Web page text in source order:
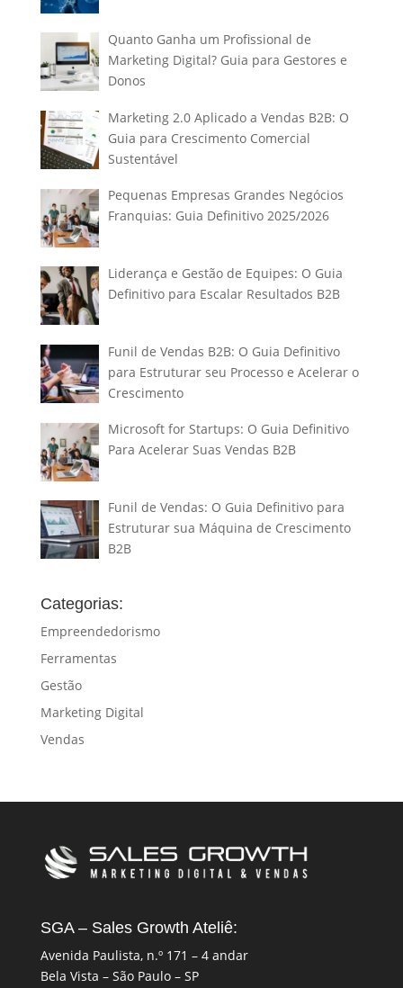
Quanto Ganha um Profissional de
Marketing Digital? Guia para Gestores e
Donos
Marketing 2.0 Aplicado a Vendas B2B: O
Guia para Crescimento Comercial
Sustentável
Pequenas Empresas Grandes Negócios
Franquias: Guia Definitivo 2025/2026
Liderança e Gestão de Equipes: O Guia
Definitivo para Escalar Resultados B2B
Funil de Vendas B2B: O Guia Definitivo
para Estruturar seu Processo e Acelerar o
Crescimento
Microsoft for Startups: O Guia Definitivo
Para Acelerar Suas Vendas B2B
Funil de Vendas: O Guia Definitivo para
Estruturar sua Máquina de Crescimento
B2B
Categorias:
Empreendedorismo
Ferramentas
Gestão
Marketing Digital
Vendas
SGA – Sales Growth Ateliê:
Avenida Paulista, n.º 171 – 4 andar
Bela Vista – São Paulo – SP